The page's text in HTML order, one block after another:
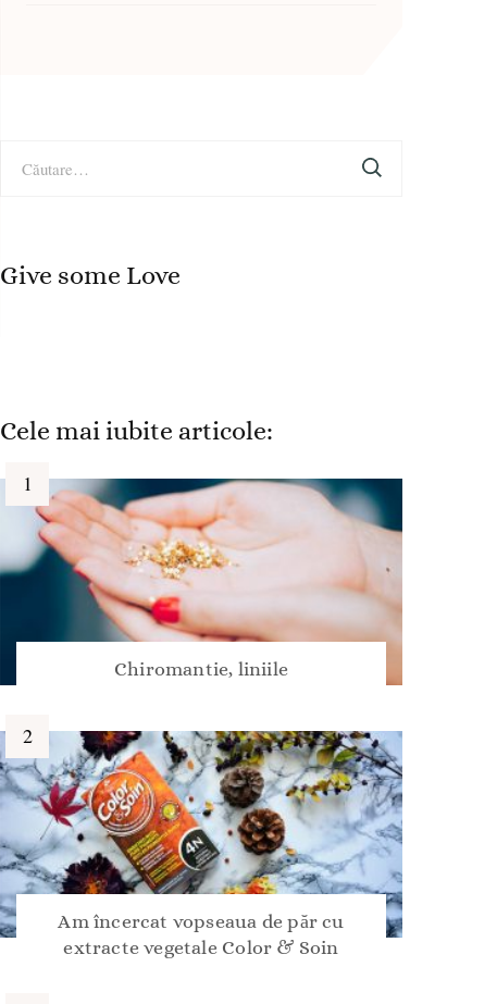
după:
Give some Love
Cele mai iubite articole:
Chiromantie, liniile
Am încercat vopseaua de păr cu
extracte vegetale Color & Soin